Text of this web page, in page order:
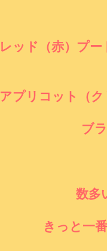
レッド（赤）プ
アプリコット（
ブ
数多
きっと一